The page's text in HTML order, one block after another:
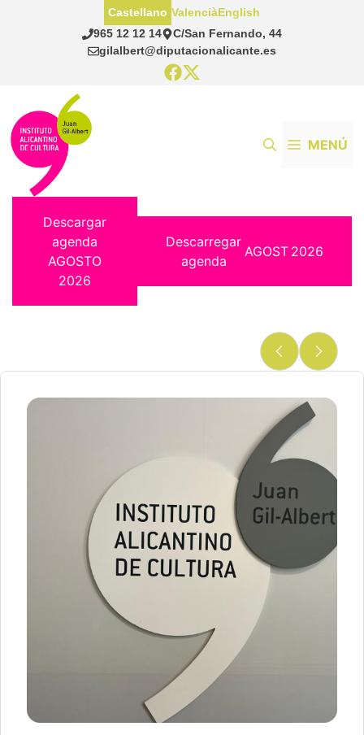
965 12 12 14
C/San Fernando, 44
gilalbert@diputacionalicante.es
Castellano ValenciàEnglish
MENÚ
Descargar
agenda
AGOSTO
2026
Descarregar
agenda
AGOST 2026